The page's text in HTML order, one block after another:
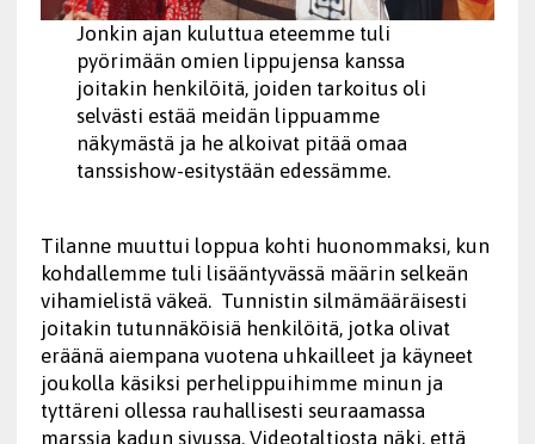
Jonkin ajan kuluttua eteemme tuli
pyörimään omien lippujensa kanssa
joitakin henkilöitä, joiden tarkoitus oli
selvästi estää meidän lippuamme
näkymästä ja he alkoivat pitää omaa
tanssishow-esitystään edessämme.
Tilanne muuttui loppua kohti huonommaksi, kun
kohdallemme tuli lisääntyvässä määrin selkeän
vihamielistä väkeä. Tunnistin silmämääräisesti
joitakin tutunnäköisiä henkilöitä, jotka olivat
eräänä aiempana vuotena uhkailleet ja käyneet
joukolla käsiksi perhelippuihimme minun ja
tyttäreni ollessa rauhallisesti seuraamassa
marssia kadun sivussa. Videotaltiosta näki, että